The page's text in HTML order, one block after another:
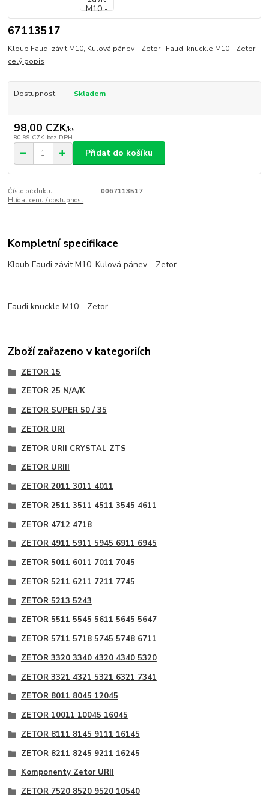
67113517
Kloub Faudi závit M10, Kulová pánev - Zetor Faudi knuckle M10 - Zetor
celý popis
Dostupnost Skladem
98,00 CZK/ks
80,99 CZK bez DPH
Přidat do košíku
Číslo produktu:
0067113517
Hlídat cenu / dostupnost
Kompletní specifikace
Kloub Faudi závit M10, Kulová pánev - Zetor
Faudi knuckle M10 - Zetor
Zboží zařazeno v kategoriích
ZETOR 15
ZETOR 25 N/A/K
ZETOR SUPER 50 / 35
ZETOR URI
ZETOR URII CRYSTAL ZTS
ZETOR URIII
ZETOR 2011 3011 4011
ZETOR 2511 3511 4511 3545 4611
ZETOR 4712 4718
ZETOR 4911 5911 5945 6911 6945
ZETOR 5011 6011 7011 7045
ZETOR 5211 6211 7211 7745
ZETOR 5213 5243
ZETOR 5511 5545 5611 5645 5647
ZETOR 5711 5718 5745 5748 6711
ZETOR 3320 3340 4320 4340 5320
ZETOR 3321 4321 5321 6321 7341
ZETOR 8011 8045 12045
ZETOR 10011 10045 16045
ZETOR 8111 8145 9111 16145
ZETOR 8211 8245 9211 16245
Komponenty Zetor URII
ZETOR 7520 8520 9520 10540